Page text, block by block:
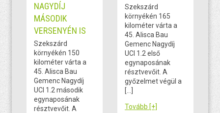
NAGYDÍJ
MÁSODIK
VERSENYÉN IS
Szekszárd
környékén 150
kilométer várta a
45. Alisca Bau
Gemenc Nagydíj
UCI 1.2 második
egynaposának
résztvevőit. A
Szekszárd
környékén 165
kilométer várta a
45. Alisca Bau
Gemenc Nagydíj
UCI 1.2 első
egynaposának
résztvevőit. A
győzelmet végül a
[…]
Tovább [+]